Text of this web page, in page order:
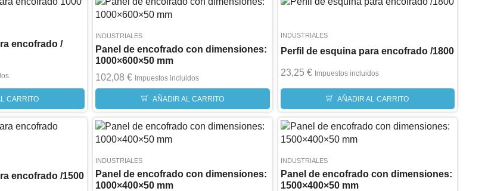
encofrado /
CARRITO
INDUSTRIALES
Panel de encofrado con dimensiones:
1000×600×50 mm
102,08€ Impuestos incluidos
AÑADIR AL CARRITO
INDUSTRIALES
Perfil de esquina para encofrado /1800
23,25 € Impuestos incluidos
AÑADIR AL CARRITO
encofrado /1500
INDUSTRIALES
Panel de encofrado con dimensiones:
1000×400×50 mm
INDUSTRIALES
Panel de encofrado con dimensiones:
1500×400×50 mm